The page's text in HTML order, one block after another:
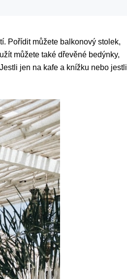
Pořídit můžete balkonový stolek,
můžete také dřevěné bedýnky,
jen na kafe a knížku nebo jestli